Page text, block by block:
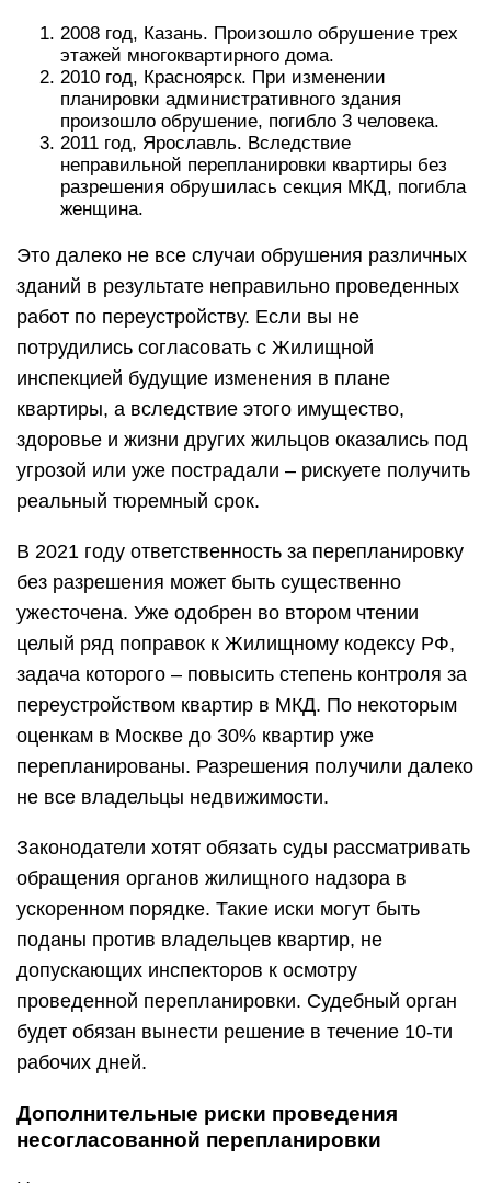
2008 год, Казань. Произошло обрушение трех
этажей многоквартирного дома.
2010 год, Красноярск. При изменении
планировки административного здания
произошло обрушение, погибло 3 человека.
2011 год, Ярославль. Вследствие
неправильной перепланировки квартиры без
разрешения обрушилась секция МКД, погибла
женщина.
Это далеко не все случаи обрушения различных
зданий в результате неправильно проведенных
работ по переустройству. Если вы не
потрудились согласовать с Жилищной
инспекцией будущие изменения в плане
квартиры, а вследствие этого имущество,
здоровье и жизни других жильцов оказались под
угрозой или уже пострадали – рискуете получить
реальный тюремный срок.
В 2021 году ответственность за перепланировку
без разрешения может быть существенно
ужесточена. Уже одобрен во втором чтении
целый ряд поправок к Жилищному кодексу РФ,
задача которого – повысить степень контроля за
переустройством квартир в МКД. По некоторым
оценкам в Москве до 30% квартир уже
перепланированы. Разрешения получили далеко
не все владельцы недвижимости.
Законодатели хотят обязать суды рассматривать
обращения органов жилищного надзора в
ускоренном порядке. Такие иски могут быть
поданы против владельцев квартир, не
допускающих инспекторов к осмотру
проведенной перепланировки. Судебный орган
будет обязан вынести решение в течение 10-ти
рабочих дней.
Дополнительные риски проведения
несогласованной перепланировки